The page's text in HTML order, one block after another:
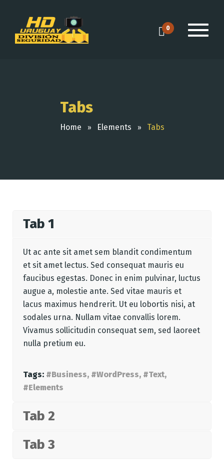
0
Tabs
Home Elements Tabs
Tab 1
Ut ac ante sit amet sem blandit condimentum
et sit amet lectus. Sed consequat mauris eu
faucibus egestas. Donec in enim pulvinar, luctus
augue a, molestie ante. Sed vitae mauris et
lacus maximus hendrerit. Ut eu lobortis nisi, at
sodales urna. Nullam vitae convallis lorem.
Vivamus sollicitudin consequat sem, sed laoreet
nulla pretium eu.
Tags: #Business, #WordPress, #Text,
#Elements
Tab 2
Tab 3